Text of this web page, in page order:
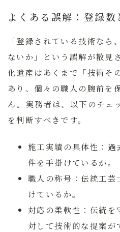
よくある誤解：登録
「登録されている技術なら
ないか」という誤解が散見
化遺産はあくまで「技術そ
あり、個々の職人の腕前を
ん。実務者は、以下のチェ
を判断すべきです。
施工実績の具体性： 過
件を手掛けているか。
職人の称号： 伝統工芸
けているか。
対応の柔軟性： 伝統を
対して技術的な提案が